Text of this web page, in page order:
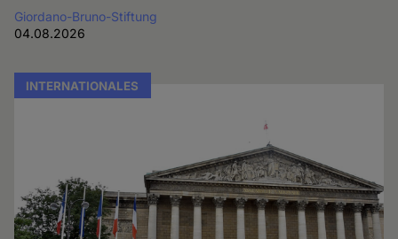
Giordano-Bruno-Stiftung
04.08.2026
INTERNATIONALES